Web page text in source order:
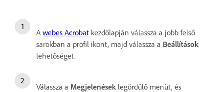
A webes Acrobat kezdőlapján válassza a jobb felső
sarokban a profil ikont, majd válassza a Beállítások
lehetőséget.
Válassza a Megjelenések legördülő menüt, és